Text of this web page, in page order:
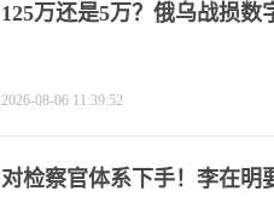
125万还是5万？俄乌战损
2026-08-06 11:39:52
对检察官体系下手！李在明